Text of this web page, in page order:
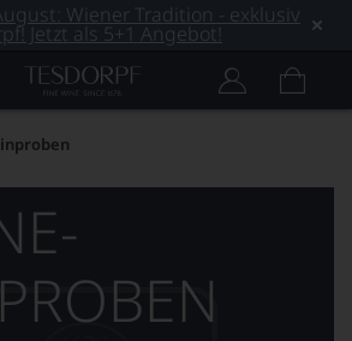
Wiener Tradition - exklusiv
Jetzt als 5+1 Angebot!